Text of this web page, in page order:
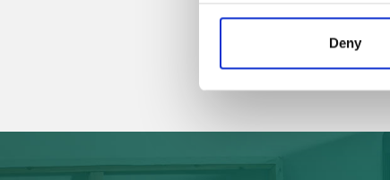
Deny